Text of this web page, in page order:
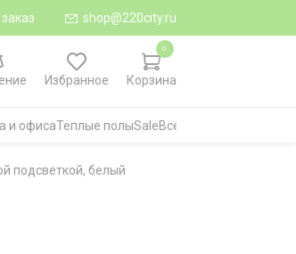
shop@220city.ru
Избранное Корзина
0
и офисаТеплые полыSaleВсе категории
подсветкой, белый